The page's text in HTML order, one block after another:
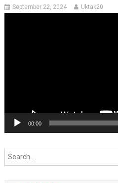
September 22, 2024 Uktak20
00:00